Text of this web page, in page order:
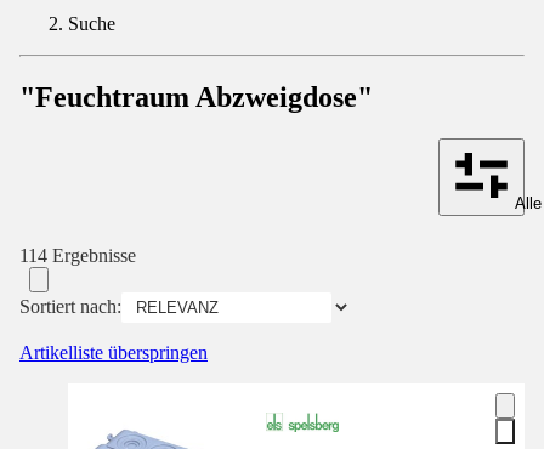
Suche
"Feuchtraum Abzweigdose"
114 Ergebnisse
Sortiert nach:
Artikelliste überspringen